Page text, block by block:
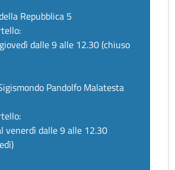
Repubblica 5
dalle 9 alle 12.30 (chiuso
Pandolfo Malatesta
venerdì dalle 9 alle 12.30